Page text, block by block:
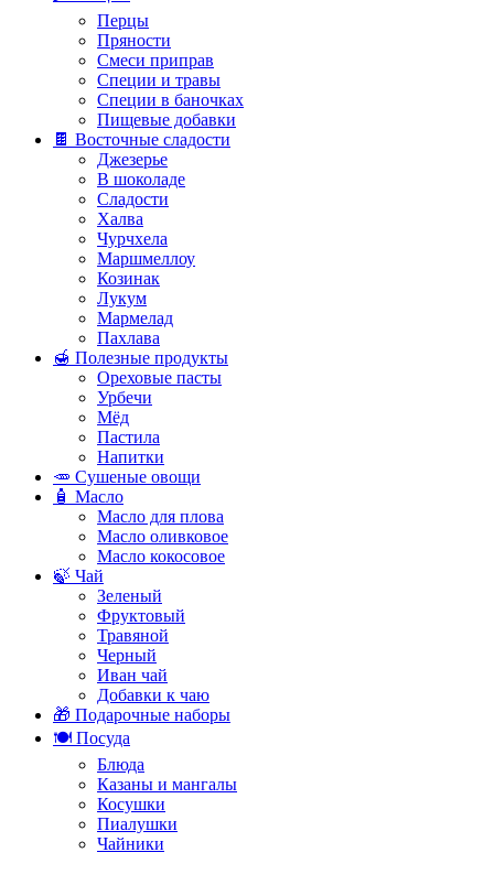
Перцы
Пряности
Смеси приправ
Специи и травы
Специи в баночках
Пищевые добавки
🍫 Восточные сладости
Джезерье
В шоколаде
Сладости
Халва
Чурчхела
Маршмеллоу
Козинак
Лукум
Мармелад
Пахлава
🍯 Полезные продукты
Ореховые пасты
Урбечи
Мёд
Пастила
Напитки
🥕 Сушеные овощи
🧴 Масло
Масло для плова
Масло оливковое
Масло кокосовое
🍃 Чай
Зеленый
Фруктовый
Травяной
Черный
Иван чай
Добавки к чаю
🎁 Подарочные наборы
🍽️ Посуда
Блюда
Казаны и мангалы
Косушки
Пиалушки
Чайники